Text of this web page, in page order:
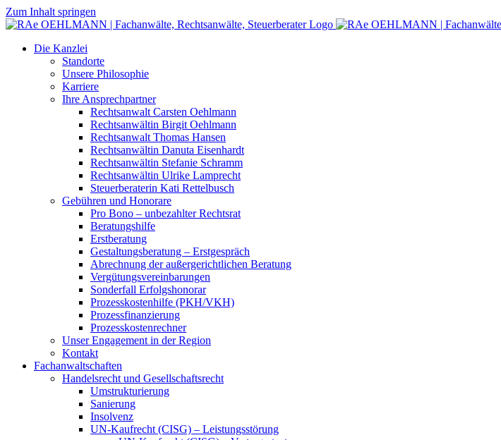
Zum Inhalt springen
Die Kanzlei
Standorte
Unsere Philosophie
Karriere
Ihre Ansprechpartner
Rechtsanwalt Carsten Oehlmann
Rechtsanwältin Birgit Oehlmann
Rechtsanwalt Thomas Hansen
Rechtsanwältin Danuta Eisenhardt
Rechtsanwältin Stefanie Schramm
Rechtsanwältin Ulrike Lamprecht
Steuerberaterin Kati Rettelbusch
Gebühren und Honorare
Pro Bono – unbezahlter Rechtsrat
Beratungshilfe
Erstberatung
Gestaltungsberatung – Erstgespräch
Abrechnung der außergerichtlichen Beratung
Vergütungsvereinbarungen
Sonderfall Erfolgshonorar
Prozesskostenhilfe (PKH/VKH)
Prozessfinanzierung
Prozesskostenrechner
Unser Engagement in der Region
Kontakt
Fachanwaltschaften
Handelsrecht und Gesellschaftsrecht
Umstrukturierung
Sanierung
Insolvenz
UN-Kaufrecht (CISG) – Leistungsstörung